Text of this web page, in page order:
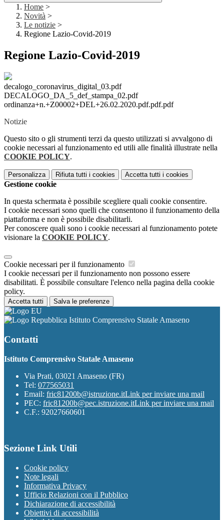
Home >
Novità >
Le notizie >
Regione Lazio-Covid-2019
Regione Lazio-Covid-2019
decalogo_coronavirus_digital_03.pdf
DECALOGO_DA_5_def_stampa_02.pdf
ordinanza+n.+Z00002+DEL+26.02.2020.pdf.pdf.pdf
Notizie
Questo sito o gli strumenti terzi da questo utilizzati si avvalgono di
cookie necessari al funzionamento ed utili alle finalità illustrate nella
COOKIE POLICY.
Personalizza Rifiuta tutti i cookies Accetta tutti i cookies
Gestione cookie
In questa schermata è possibile scegliere quali cookie consentire.
I cookie necessari sono quelli che consentono il funzionamento della
piattaforma e non è possibile disabilitarli.
Per conoscere quali sono i cookie necessari al funzionamento potete
visionare la COOKIE POLICY.
Cookie necessari per il funzionamento
I cookie necessari per il funzionamento non possono essere
disabilitati. È possibile consultare l'elenco nella pagina della cookie
policy.
Accetta tutti Salva le preferenze
Istituto Comprensivo Statale Amaseno
Contatti
Istituto Comprensivo Statale Amaseno
Via Prati, 03021 Amaseno (FR)
Tel: 077565031
Email: fric81200b@istruzione.itLink per inviare una mail
PEC: fric81200b@pec.istruzione.itLink per inviare una mail
C.F.: 92027660601
Sezione Link Utili
Cookie policy
Note legali
Informativa Privacy
Ufficio Relazioni con il Pubblico
Dichiarazione di accessibilità
Obiettivi di accessibilità